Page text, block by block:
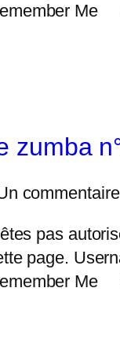
Me
zumba
commentaire
pas
page.
Me